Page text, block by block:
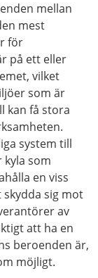
mellan
mest
för
på ett eller
vilket
som är
kan få stora
system till
kyla som
en viss
sig mot
av
att ha en
beroenden är,
möjligt.